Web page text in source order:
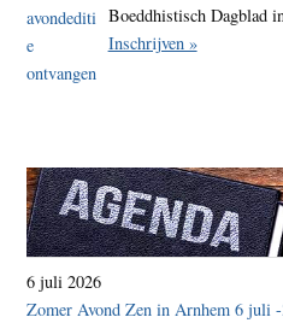
Boeddhistisch Dagblad
Inschrijven »
6 juli 2026
Zomer Avond Zen in Arnhem 6 juli -